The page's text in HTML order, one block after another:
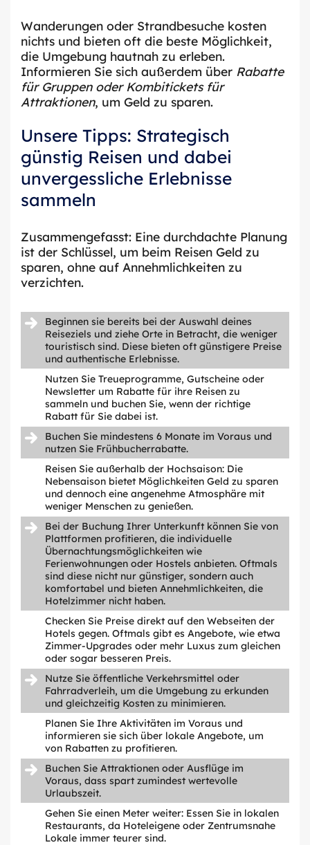
Wanderungen oder Strandbesuche kosten
nichts und bieten oft die beste Möglichkeit,
die Umgebung hautnah zu erleben.
Informieren Sie sich außerdem über Rabatte
für Gruppen oder Kombitickets für
Attraktionen, um Geld zu sparen.
Unsere Tipps: Strategisch
günstig Reisen und dabei
unvergessliche Erlebnisse
sammeln
Zusammengefasst: Eine durchdachte Planung
ist der Schlüssel, um beim Reisen Geld zu
sparen, ohne auf Annehmlichkeiten zu
verzichten.
Beginnen sie bereits bei der Auswahl deines
Reiseziels und ziehe Orte in Betracht, die weniger
touristisch sind. Diese bieten oft günstigere Preise
und authentische Erlebnisse.
Nutzen Sie Treueprogramme, Gutscheine oder
Newsletter um Rabatte für ihre Reisen zu
sammeln und buchen Sie, wenn der richtige
Rabatt für Sie dabei ist.
Buchen Sie mindestens 6 Monate im Voraus und
nutzen Sie Frühbucherrabatte.
Reisen Sie außerhalb der Hochsaison: Die
Nebensaison bietet Möglichkeiten Geld zu sparen
und dennoch eine angenehme Atmosphäre mit
weniger Menschen zu genießen.
Bei der Buchung Ihrer Unterkunft können Sie von
Plattformen profitieren, die individuelle
Übernachtungsmöglichkeiten wie
Ferienwohnungen oder Hostels anbieten. Oftmals
sind diese nicht nur günstiger, sondern auch
komfortabel und bieten Annehmlichkeiten, die
Hotelzimmer nicht haben.
Checken Sie Preise direkt auf den Webseiten der
Hotels gegen. Oftmals gibt es Angebote, wie etwa
Zimmer-Upgrades oder mehr Luxus zum gleichen
oder sogar besseren Preis.
Nutze Sie öffentliche Verkehrsmittel oder
Fahrradverleih, um die Umgebung zu erkunden
und gleichzeitig Kosten zu minimieren.
Planen Sie Ihre Aktivitäten im Voraus und
informieren sie sich über lokale Angebote, um
von Rabatten zu profitieren.
Buchen Sie Attraktionen oder Ausflüge im
Voraus, dass spart zumindest wertevolle
Urlaubszeit.
Gehen Sie einen Meter weiter: Essen Sie in lokalen
Restaurants, da Hoteleigene oder Zentrumsnahe
Lokale immer teurer sind.